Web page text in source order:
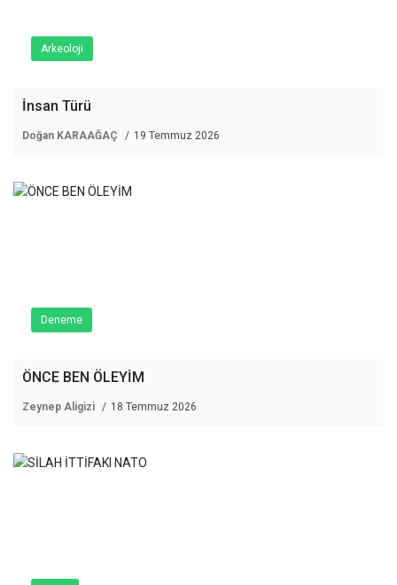
Arkeoloji
İnsan Türü
Doğan KARAAĞAÇ 19 Temmuz 2026
Deneme
ÖNCE BEN ÖLEYİM
Zeynep Aligizi 18 Temmuz 2026